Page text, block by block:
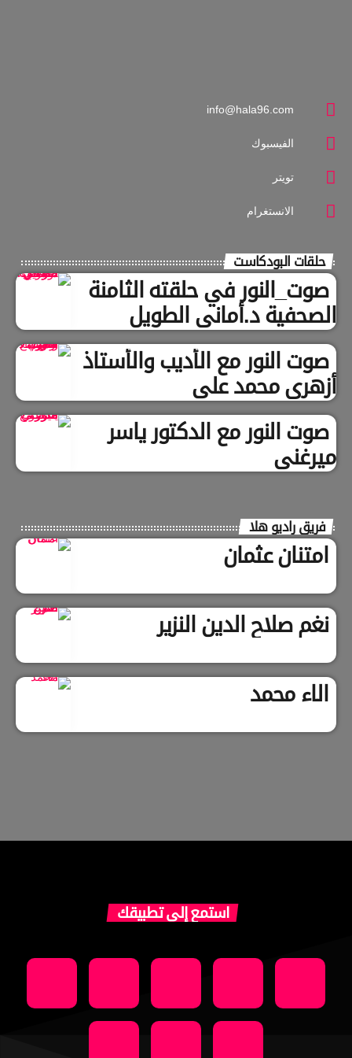
info@hala96.com
الفيسبوك
تويتر
الانستغرام
حلقات البودكاست
صوت_النور في حلقته الثامنة
الصحفية د.أماني الطويل
صوت النور مع الأديب والأستاذ
أزهري محمد علي
صوت النور مع الدكتور ياسر
ميرغني
فريق راديو هلا
امتنان عثمان
نغم صلاح الدين النزير
الاء محمد
استمع إلى تطبيقك